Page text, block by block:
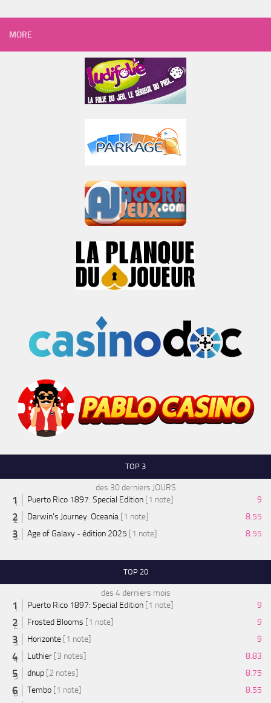
MORE
TOP 3
des 30 derniers JOURS
Puerto Rico 1897: Special Edition [1 note]
9
Darwin's Journey: Oceania [1 note]
8.55
Age of Galaxy - édition 2025 [1 note] 8.55
TOP 20
des 4 derniers mois
Puerto Rico 1897: Special Edition [1 note]
9
Frosted Blooms [1 note]
9
Horizonte [1 note]
9
Luthier [3 notes]
8.83
dnup [2 notes]
8.75
Tembo [1 note]
8.55